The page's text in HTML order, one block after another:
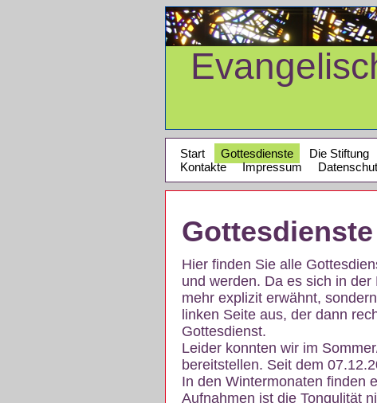
Start Gottesdienste Die Stiftung
Kontakte
Impressum
Hier finden Sie alle
und werden. Da es sich in
mehr explizit erwähnt,
linken Seite aus, der dann
Gottesdienst.
Leider konnten wir im
bereitstellen. Seit dem
In den Wintermonaten finden
Aufnahmen ist die Tonqulität